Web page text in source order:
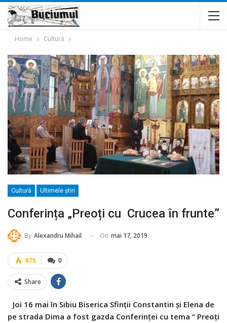
Home Cultură
Cultură Ultimele ştiri
Conferința „Preoți cu Crucea în frunte”
By Alexandru Mihail On mai 17, 2019
0
875
Share
Joi 16 mai în Sibiu Biserica Sfinții Constantin și Elena de
pe strada Dima a fost gazda Conferinței cu tema “ Preoți